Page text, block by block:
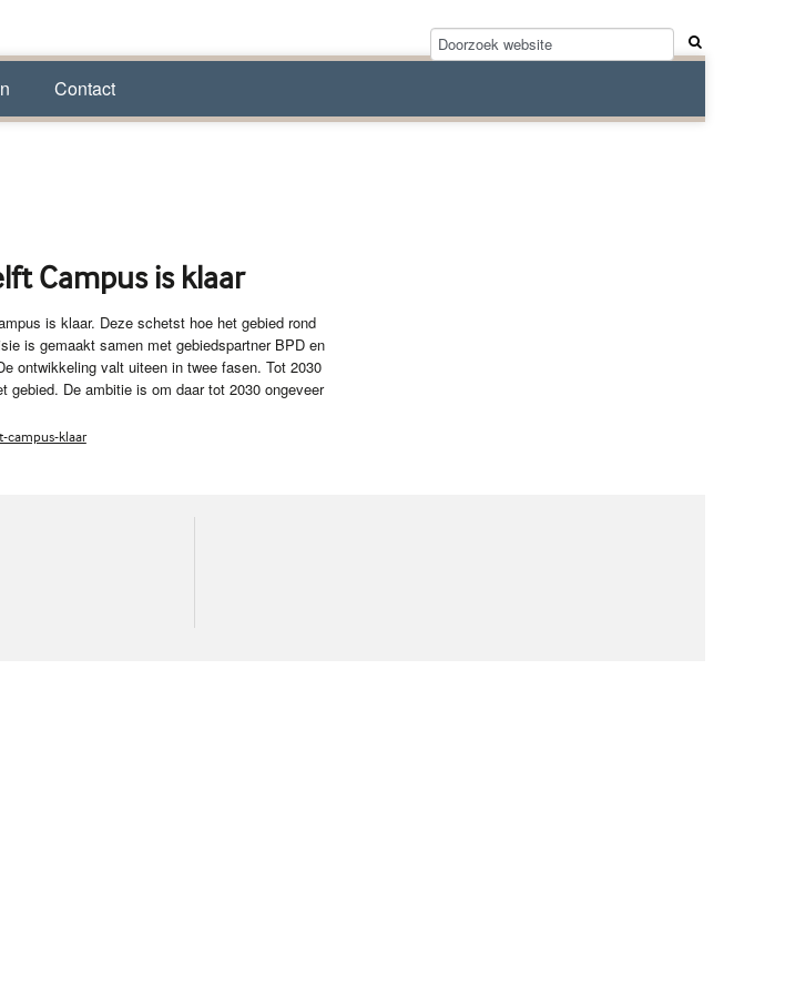
Contact
Campus is klaar
is klaar. Deze schetst hoe het gebied rond
is gemaakt samen met gebiedspartner BPD en
ontwikkeling valt uiteen in twee fasen. Tot 2030
gebied. De ambitie is om daar tot 2030 ongeveer
klaar